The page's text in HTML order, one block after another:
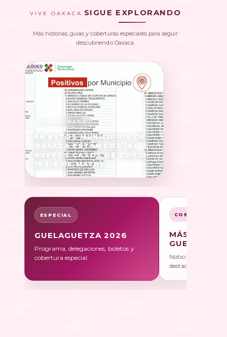
VIVE OAXACA SIGUE EXPLORANDO
Más historias, guías y coberturas especiales para seguir
descubriendo Oaxaca.
EN ESTOS MUNICIPIOS DE
OAXACA ESTÁN LOS 161
NUEVOS CASOS DE COVID-
19 (18 DE MAYO)
ESPECIAL
GUELAGUETZA 2026
Programa, delegaciones, boletos y
cobertura especial.
COBERTURA
MÁS SOBRE
Noticias, galerías y
destacadas.